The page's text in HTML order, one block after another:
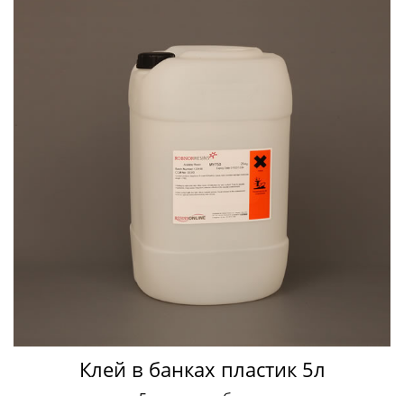
Клей в банках пластик 5л